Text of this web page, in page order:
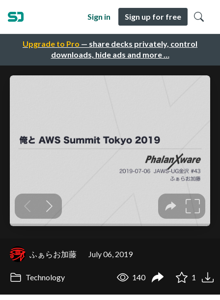
Upgrade to Pro — share decks privately, control
downloads, hide ads and more …
Sign in Sign up for free
ふぁらお加藤 July 06, 2019
Technology 140 1